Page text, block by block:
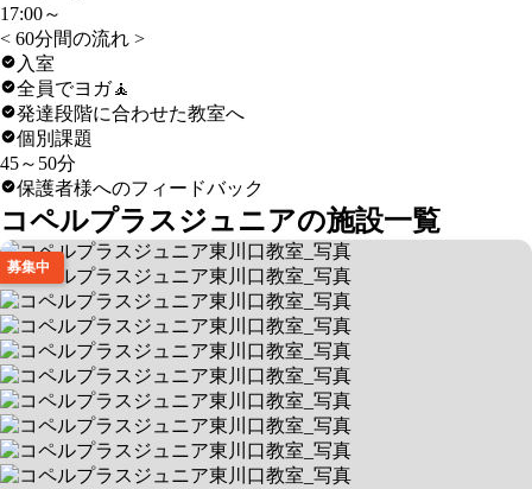
17:00～
< 60分間の流れ >
入室
全員でヨガ🧘
発達段階に合わせた教室へ
個別課題
45～50分
保護者様へのフィードバック
コペルプラスジュニアの施設一覧
募集中
コペルプラスジュニア東川口教室